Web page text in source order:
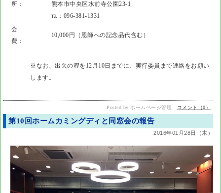
所：
熊本市中央区水前寺公園23-1
℡：096-381-1331
会
費：
10,000円（恩師への記念品代含む）
※なお、出欠の程を12月10日までに、実行委員まで連絡をお願い
します。
Posted by ホームページ管理 コメント（0）
第10回ホームカミングディと同窓会の報告
2016年01月28日（木）